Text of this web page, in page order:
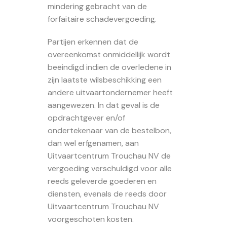
mindering gebracht van de
forfaitaire schadevergoeding.
Partijen erkennen dat de
overeenkomst onmiddellijk wordt
beëindigd indien de overledene in
zijn laatste wilsbeschikking een
andere uitvaartondernemer heeft
aangewezen. In dat geval is de
opdrachtgever en/of
ondertekenaar van de bestelbon,
dan wel erfgenamen, aan
Uitvaartcentrum Trouchau NV de
vergoeding verschuldigd voor alle
reeds geleverde goederen en
diensten, evenals de reeds door
Uitvaartcentrum Trouchau NV
voorgeschoten kosten.